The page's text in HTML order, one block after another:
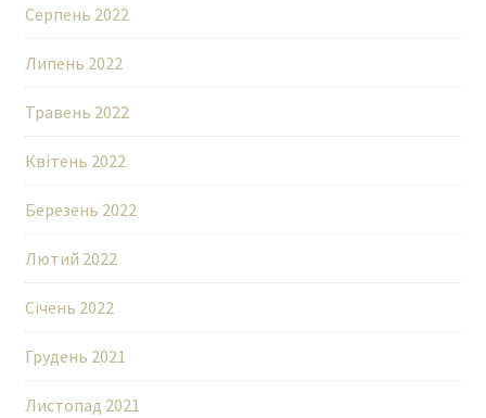
Серпень 2022
Липень 2022
Травень 2022
Квітень 2022
Березень 2022
Лютий 2022
Січень 2022
Грудень 2021
Листопад 2021